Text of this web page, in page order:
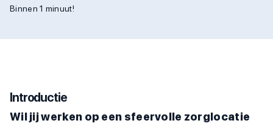
Binnen 1 minuut!
Introductie
Wil jij werken op een sfeervolle zorglocatie